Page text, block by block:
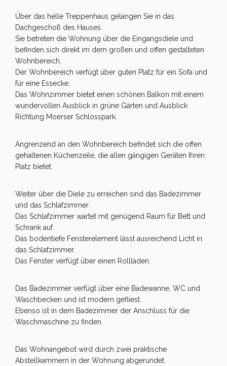
Über das helle Treppenhaus gelangen Sie in das
Dachgeschoß des Hauses.
Sie betreten die Wohnung über die Eingangsdiele und
befinden sich direkt im dem großen und offen gestalteten
Wohnbereich.
Der Wohnbereich verfügt über guten Platz für ein Sofa und
für eine Essecke.
Das Wohnzimmer bietet einen schönen Balkon mit einem
wundervollen Ausblick in grüne Gärten und Ausblick
Richtung Moerser Schlosspark.
Angrenzend an den Wohnbereich befindet sich die offen
gehaltenen Küchenzeile, die allen gängigen Geräten Ihren
Platz bietet.
Weiter über die Diele zu erreichen sind das Badezimmer
und das Schlafzimmer.
Das Schlafzimmer wartet mit genügend Raum für Bett und
Schrank auf.
Das bodentiefe Fensterelement lässt ausreichend Licht in
das Schlafzimmer.
Das Fenster verfügt über einen Rollladen.
Das Badezimmer verfügt über eine Badewanne, WC und
Waschbecken und ist modern gefliest.
Ebenso ist in dem Badezimmer der Anschluss für die
Waschmaschine zu finden.
Das Wohnangebot wird durch zwei praktische
Abstellkammern in der Wohnung abgerundet.